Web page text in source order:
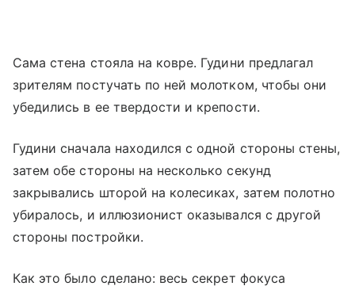
Сама стена стояла на ковре. Гудини предлагал
зрителям постучать по ней молотком, чтобы они
убедились в ее твердости и крепости.
Гудини сначала находился с одной стороны стены,
затем обе стороны на несколько секунд
закрывались шторой на колесиках, затем полотно
убиралось, и иллюзионист оказывался с другой
стороны постройки.
Как это было сделано: весь секрет фокуса